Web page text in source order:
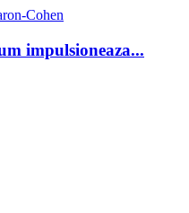
Cohen
impulsioneaza...